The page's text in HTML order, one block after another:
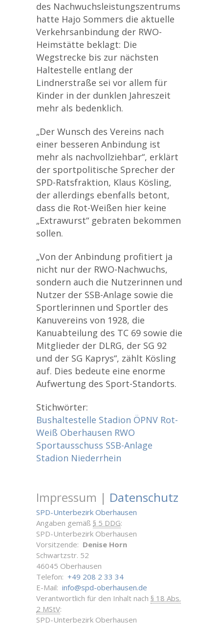
des Nachwuchsleistungszentrums
hatte Hajo Sommers die aktuelle
Verkehrsanbindung der RWO-
Heimstätte beklagt: Die
Wegstrecke bis zur nächsten
Haltestelle entlang der
Lindnerstraße sei vor allem für
Kinder in der dunklen Jahreszeit
mehr als bedenklich.
„Der Wunsch des Vereins nach
einer besseren Anbindung ist
mehr als nachvollziehbar“, erklärt
der sportpolitische Sprecher der
SPD-Ratsfraktion, Klaus Kösling,
der allerdings ebenfalls betont,
dass die Rot-Weißen hier keine
„Extrawurst“ gebraten bekommen
sollen.
„Von der Anbindung profitiert ja
nicht nur der RWO-Nachwuchs,
sondern auch die Nutzerinnen und
Nutzer der SSB-Anlage sowie die
Sportlerinnen und Sportler des
Kanuvereins von 1928, die
Kanuabteilung des TC 69 sowie die
Mitglieder der DLRG, der SG 92
und der SG Kaprys“, zählt Kösling
auf. Dies bedeute eine enorme
Aufwertung des Sport-Standorts.
Stichwörter:
Bushaltestelle Stadion ÖPNV Rot-
Weiß Oberhausen RWO
Sportausschuss SSB-Anlage
Stadion Niederrhein
Impressum | Datenschutz
SPD-Unterbezirk Oberhausen
Angaben gemäß § 5 DDG:
SPD-Unterbezirk Oberhausen
Vorsitzende: Denise Horn
Schwartzstr. 52
46045 Oberhausen
Telefon: +49 208 2 33 34
E-Mail: info@spd-oberhausen.de
Verantwortlich für den Inhalt nach § 18 Abs.
2 MStV:
SPD-Unterbezirk Oberhausen